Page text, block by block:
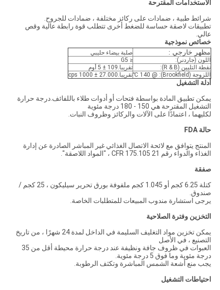
الاستخدامات المقترحة
شرائط طبية ، ضمادات على ركائز مختلفة ، ضمادات للجروح.
تطبيقات لاصقة حساسة للضغط أخرى تتطلب قوة رابطة عالية وقص
عالي.
خصائص نموذجية
مظهر خارجي :
صلبة بيضاء حليبي
اللون (جاردنر):
≤ G5
نقطة التليين (R & B):
تقريبا.109 ± 5 أوم
اللزوجة (Brookfield): @ 140 ℃
تقريبا.27.000 ± 1000 cps
أدلة التشغيل
يمكن تطبيق المادة بواسطة فتحات أو أدوات طلاء باللفائف.درجة حرارة
التشغيل المقترحة هي 150 - 180 درجة مئوية
لكليهما ، اعتمادًا على الآلات والركائز وظروف النبات.
حالة FDA
المنتج يتوافق مع لائحة الاتصال الغذائي غير المباشر الصادرة عن إدارة
الغذاء والدواء رقم 21 CFR 175.105 ، "المواد اللاصقة".
صفقة
كتلة 6.25 كجم أو 1.045 كجم ملفوفة بورق تحرير سيليكون ، 25 كجم /
صندوق.
يرجى استشارة مندوب المبيعات للمتطلبات الخاصة.
التخزين وفترة الصلاحية
يمكن تخزين مواد التغليف السليمة في الداخل لمدة 24 شهرًا ، من تاريخ
التصنيع ، في الأصل
العبوات في ظروف جافة ونظيفة عند درجة حرارة محيطة أقل من 35
درجة مئوية وما فوق 5 درجة مئوية.
يجب منع أشعة الشمس المباشرة وتكثف الرطوبة.
احتياطات التشغيل